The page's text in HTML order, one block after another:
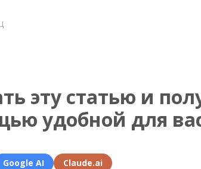
эту статью и
удобной для
Google AI Claude.ai